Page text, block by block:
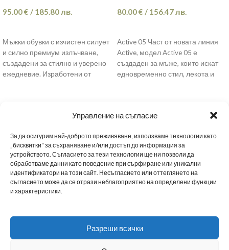
Управление на съгласие
За да осигурим най-доброто преживяване, използваме технологии като
„бисквитки“ за съхраняване и/или достъп до информация за
устройството. Съгласието за тези технологии ще ни позволи да
обработваме данни като поведение при сърфиране или уникални
идентификатори на този сайт. Несъгласието или оттеглянето на
съгласието може да се отрази неблагоприятно на определени функции
и характеристики.
Разреши всички
95.00€ / 185.80лв.
Мъжки обувки с изчистен силует
и силно премиум излъчване,
създадени за стилно и уверено
ежедневие. Изработени от
80.00€ / 156.47лв.
Active 05 Част от новата линия
Active, модел Active 05 е
създаден за мъже, които искат
едновременно стил, лекота и
МЪЖКИ ОБУВКИДАМСКИ ОБУВКИМАРАТОНКИЗА НАСНОВИНИ
ТАБЛИЦА С РАЗМЕРИПОЛИТИКА ЗА ПОВЕРИТЕЛНОСТ
BG